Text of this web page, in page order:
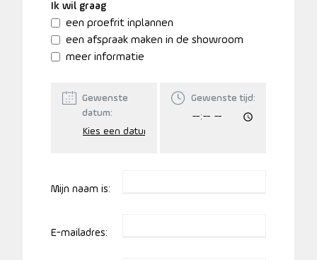
Ik wil graag
een proefrit inplannen
een afspraak maken in de showroom
meer informatie
Gewenste
datum:
Gewenste tijd:
Mijn naam is:
E-mailadres: